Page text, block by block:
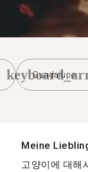
Guadalupe
Meine
고양이에 대해